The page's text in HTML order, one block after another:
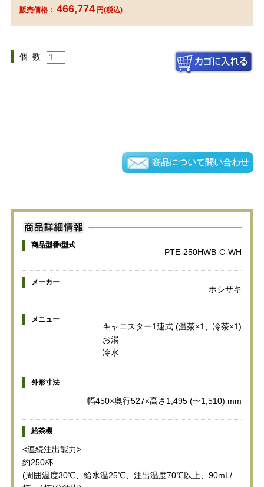
販売価格： 466,774円(税込)
個 数
商品型番/型式
PTE-250HWB-C-WH
メーカー
ホシザキ
メニュー
キャニスター1連式 (温茶×1、冷茶×1)
お湯
冷水
外形寸法
幅450×奥行527×高さ1,495 (〜1,510) mm
給茶機
<連続注出能力>
約250杯
(周囲温度30℃、給水温25℃、注出温度70℃以上、90mL/